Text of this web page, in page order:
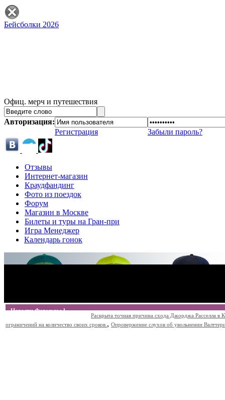
Бейсболки 2026
Офиц. мерч и путешествия
Авторизация:
Регистрация
Забыли пароль?
Отзывы
Интернет-магазин
Краудфандинг
Фото из поездок
Форум
Магазин в Москве
Билеты и туры на Гран-при
Игра Менеджер
Календарь гонок
Новости Формулы 1
Раскрыта точная причина схода Джорджа Расселла в
ограничений на количество своих сроков. , Опровержение слухов об увольнении